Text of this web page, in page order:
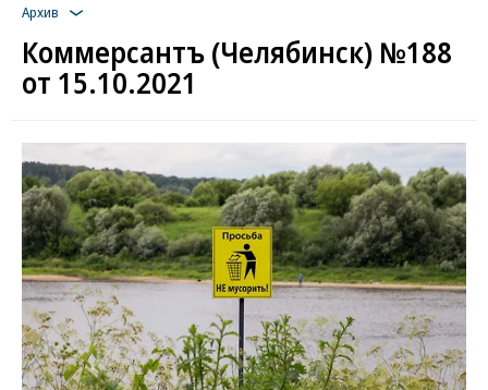
Архив
Коммерсантъ (Челябинск) №188
от 15.10.2021